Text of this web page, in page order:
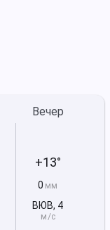
Вечер
+13°
0 мм
ВЮВ, 4
м/с